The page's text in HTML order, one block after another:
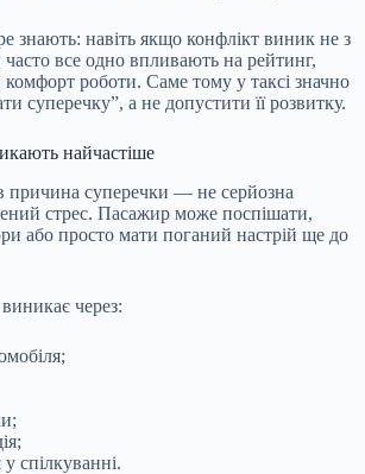
знають: навіть якщо конфлікт виник не з
часто все одно впливають на рейтинг,
комфорт роботи. Саме тому у таксі значно
суперечку”, а не допустити її розвитку.
найчастіше
причина суперечки — не серйозна
стрес. Пасажир може поспішати,
або просто мати поганий настрій ще до
через:
спілкуванні.